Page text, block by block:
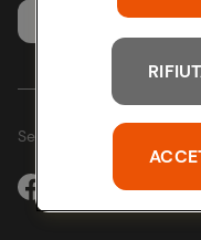
Seguici sui Social: